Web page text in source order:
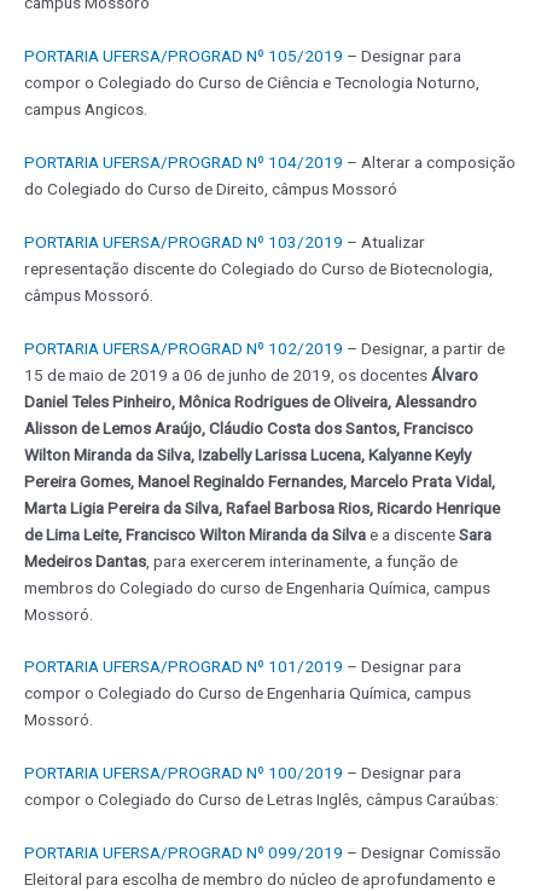
PORTARIA UFERSA/PROGRAD Nº 105/2019 – Designar para
compor o Colegiado do Curso de Ciência e Tecnologia Noturno,
campus Angicos.
PORTARIA UFERSA/PROGRAD Nº 104/2019 – Alterar a composição
do Colegiado do Curso de Direito, câmpus Mossoró
PORTARIA UFERSA/PROGRAD Nº 103/2019 – Atualizar
representação discente do Colegiado do Curso de Biotecnologia,
câmpus Mossoró.
PORTARIA UFERSA/PROGRAD Nº 102/2019 – Designar, a partir de
15 de maio de 2019 a 06 de junho de 2019, os docentesÁlvaro
Daniel Teles Pinheiro, Mônica Rodrigues de Oliveira, Alessandro
Alisson de Lemos Araújo, Cláudio Costa dos Santos, Francisco
Wilton Miranda da Silva, Izabelly Larissa Lucena, Kalyanne Keyly
Pereira Gomes, Manoel Reginaldo Fernandes, Marcelo Prata Vidal,
Marta Ligia Pereira da Silva, Rafael Barbosa Rios, Ricardo Henrique
de Lima Leite, Francisco Wilton Miranda da Silvae a discenteSara
Medeiros Dantas , para exercerem interinamente, a função de
membros do Colegiado do curso de Engenharia Química, campus
Mossoró.
PORTARIA UFERSA/PROGRAD Nº 101/2019 – Designar para
compor o Colegiado do Curso de Engenharia Química, campus
Mossoró.
PORTARIA UFERSA/PROGRAD Nº 100/2019 – Designar para
compor o Colegiado do Curso de Letras Inglês, câmpus Caraúbas:
PORTARIA UFERSA/PROGRAD Nº 099/2019 – Designar Comissão
Eleitoral para escolha de membro do núcleo de aprofundamento e